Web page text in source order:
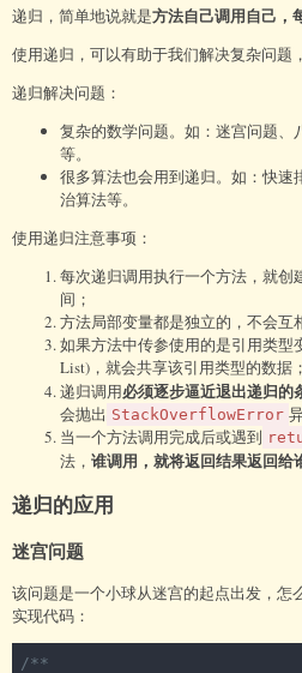
            }
    }
// 冒泡排序（优化过）
public static void
boolean flag = false
for
j++) {
                    flag =
                }
            }
// 在一趟排序中未发生
if(!flag) {
break ;
        }
}
递归，简单地说就是方法自己调用自己，
使用递归，可以有助于我们解决复杂问题
递归解决问题：
复杂的数学问题。如：迷宫问题
等。
很多算法也会用到递归。如：快速
治算法等。
使用递归注意事项：
每次递归调用执行一个方法，就
间；
方法局部变量都是独立的，不会互
如果方法中传参使用的是引用类型
List)，就会共享该引用类型的数据；
递归调用必须逐步逼近退出递归的
会抛出 StackOverflowError
当一个方法调用完成后或遇到
法， 谁调用，就将返回结果返回给
递归的应用
迷宫问题
该问题是一个小球从迷宫的起点出发，怎
实现代码：
/**